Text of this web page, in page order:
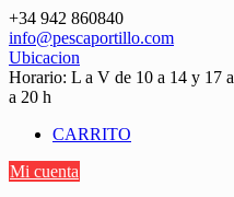
Saltar
contenido
+34 942 860840
info@pescaportillo.com
Ubicacion
Horario: L a V de 10 a 14 y 17
a 20 h
CARRITO
Mi cuenta